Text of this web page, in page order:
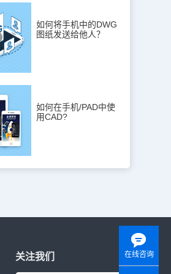
如何将手机中的DWG
图纸发送给他人？
如何在手机/PAD中使
用CAD?
关注我们 在线咨询